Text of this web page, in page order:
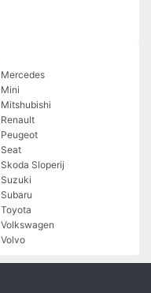
Mercedes
Mini
Mitshubishi
Renault
Peugeot
Seat
Skoda Sloperij
Suzuki
Subaru
Toyota
Volkswagen
Volvo